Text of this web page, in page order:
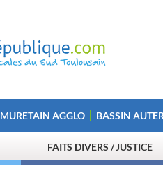
MURETAIN AGGLO BASSIN
FAITS DIVERS / JUSTICE